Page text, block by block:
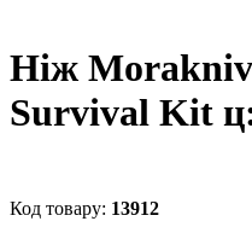
Ніж
Survival Kit
13912